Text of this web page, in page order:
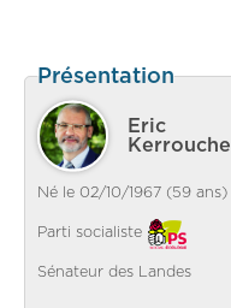
Présentation
Eric
Kerrouche
Né le 02/10/1967 (59 ans)
Parti socialiste
Sénateur des Landes